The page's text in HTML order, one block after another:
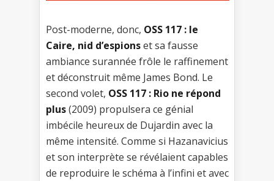
Post-moderne, donc, OSS 117 : le
Caire, nid d’espionset sa fausse
ambiance surannée frôle le raffinement
et déconstruit même James Bond. Le
second volet, OSS 117 : Rio ne répond
plus(2009) propulsera ce génial
imbécile heureux de Dujardin avec la
même intensité. Comme si Hazanavicius
et son interprète se révélaient capables
de reproduire le schéma à l’infini et avec